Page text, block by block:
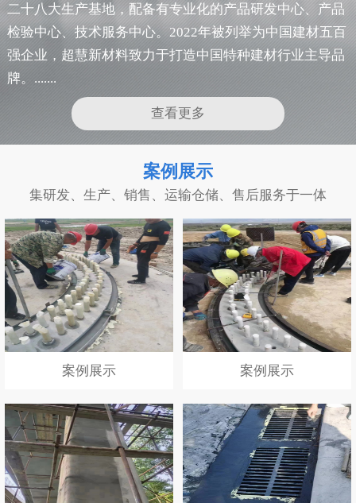
二十八大生产基地，配备有专业化的产品研发中心、产品
检验中心、技术服务中心。2022年被列举为中国建材五百
强企业，超慧新材料致力于打造中国特种建材行业主导品
牌。.......
查看更多
案例展示
集研发、生产、销售、运输仓储、售后服务于一体
案例展示 案例展示